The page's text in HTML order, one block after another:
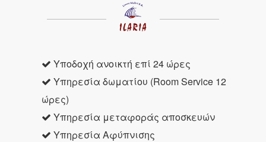
Υποδοχή ανοικτή επί 24 ώρες
Υπηρεσία δωματίου (Room Service 12
ώρες)
Υπηρεσία μεταφοράς αποσκευών
Υπηρεσία Αφύπνισης